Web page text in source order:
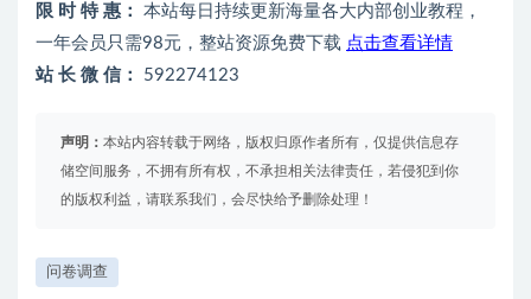
限 时 特 惠： 本站每日持续更新海量各大内部创业教程，
一年会员只需98元，整站资源免费下载 点击查看详情
站 长 微 信： 592274123
声明： 本站内容转载于网络，版权归原作者所有，仅提供信息存
储空间服务，不拥有所有权，不承担相关法律责任，若侵犯到你
的版权利益，请联系我们，会尽快给予删除处理！
问卷调查